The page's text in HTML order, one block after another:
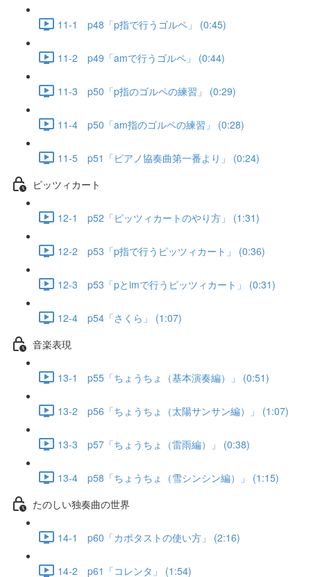
11-1 p48「p指で行うゴルペ」 (0:45)
11-2 p49「amで行うゴルペ」 (0:44)
11-3 p50「p指のゴルペの練習」 (0:29)
11-4 p50「am指のゴルペの練習」 (0:28)
11-5 p51「ピアノ協奏曲第一番より」 (0:24)
ピッツィカート
12-1 p52「ピッツィカートのやり方」 (1:31)
12-2 p53「p指で行うピッツィカート」 (0:36)
12-3 p53「pとimで行うピッツィカート」 (0:31)
12-4 p54「さくら」 (1:07)
音楽表現
13-1 p55「ちょうちょ（基本演奏編）」 (0:51)
13-2 p56「ちょうちょ（太陽サンサン編）」 (1:07)
13-3 p57「ちょうちょ（雷雨編）」 (0:38)
13-4 p58「ちょうちょ（雪シンシン編）」 (1:15)
たのしい独奏曲の世界
14-1 p60「カポタストの使い方」 (2:16)
14-2 p61「コレンタ」 (1:54)